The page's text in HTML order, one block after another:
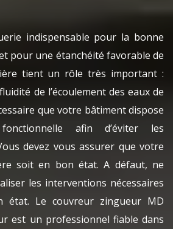
indispensable pour la bonne
pour une étanchéité favorable de
tient un rôle très important :
de l’écoulement des eaux de
que votre bâtiment dispose
afin d’éviter les
devez vous assurer que votre
soit en bon état. A défaut, ne
les interventions nécessaires
état. Le couvreur zingueur MD
est un professionnel fiable dans